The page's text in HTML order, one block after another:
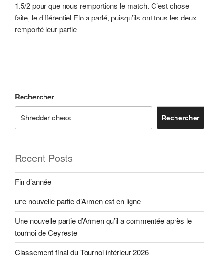
1.5/2 pour que nous remportions le match. C’est chose
faite, le différentiel Elo a parlé, puisqu’ils ont tous les deux
remporté leur partie
Rechercher
Rechercher
Recent Posts
Fin d’année
une nouvelle partie d’Armen est en ligne
Une nouvelle partie d’Armen qu’il a commentée après le
tournoi de Ceyreste
Classement final du Tournoi intérieur 2026